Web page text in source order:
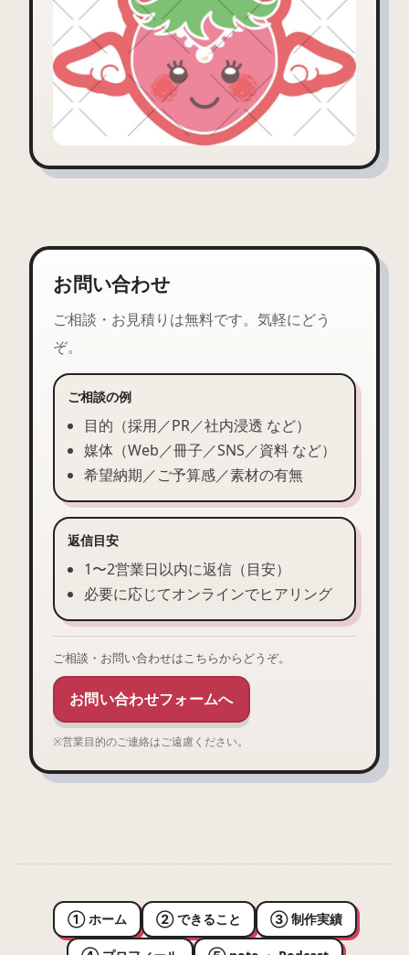
お問い合わせ
ご相談・お見積りは無料です。気軽にどう
ぞ。
ご相談の例
目的（採用／PR／社内浸透 など）
媒体（Web／冊子／SNS／資料 など）
希望納期／ご予算感／素材の有無
返信目安
1〜2営業日以内に返信（目安）
必要に応じてオンラインでヒアリング
ご相談・お問い合わせはこちらからどうぞ。
お問い合わせフォームへ
※営業目的のご連絡はご遠慮ください。
① ホーム ② できること ③ 制作実績